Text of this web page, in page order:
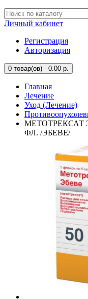
Личный кабинет
Регистрация
Авторизация
0 товар(ов) - 0.00 р.
Главная
Лечение
Уход (Лечение)
МЕТОТРЕКСАТ
ФЛ. /ЭБЕВЕ/